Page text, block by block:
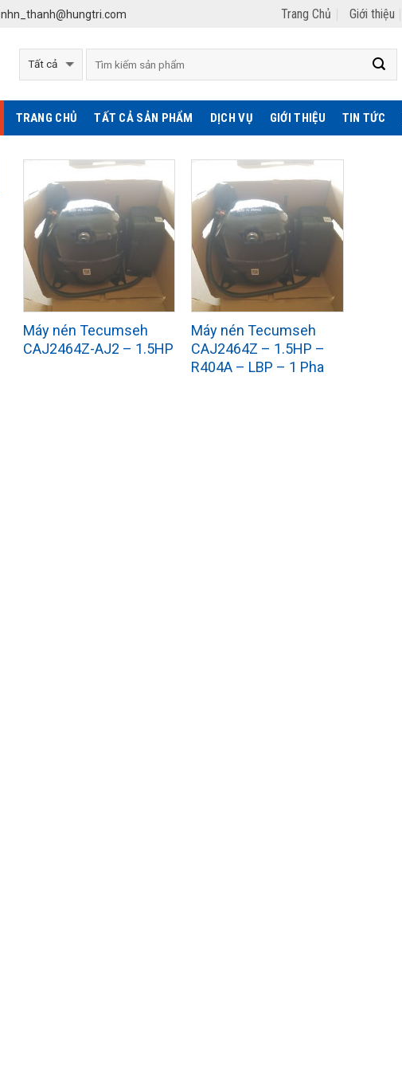
nhn_thanh@hungtri.com Trang Chủ Giới thiệu
TRANG CHỦ TẤT CẢ SẢN PHẨM DỊCH VỤ GIỚI THIỆU TIN TỨC
Máy nén Tecumseh
CAJ2464Z-AJ2 – 1.5HP
Máy nén Tecumseh
CAJ2464Z – 1.5HP –
R404A – LBP – 1 Pha